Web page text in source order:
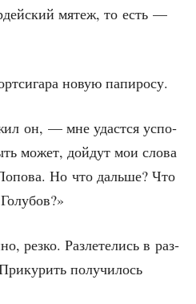
мятеж, то есть —
новую папиросу.
он, — мне удаст­ся успо­
может, дой­дут мои сло­ва
Но что даль­ше? Что
рез­ко. Раз­ле­те­лись в раз­
полу­чи­лось